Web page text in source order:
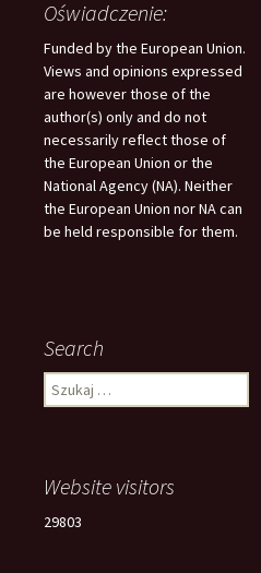
Oświadczenie:
Funded by the European Union.
Views and opinions expressed
are however those of the
author(s) only and do not
necessarily reflect those of
the European Union or the
National Agency (NA). Neither
the European Union nor NA can
be held responsible for them.
Search
Szukaj:
Website visitors
29803